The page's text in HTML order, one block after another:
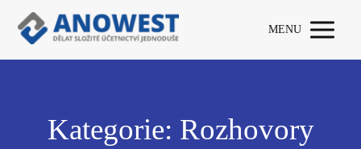
MENU
Kategorie: Rozhovory